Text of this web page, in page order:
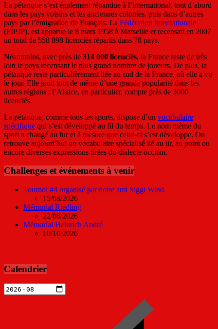
La pétanque s’est également répandue à l’international, tout d’abord
dans les pays voisins et les anciennes colonies, puis dans d’autres
pays par l’émigration de Français. La Fédération Internationale
(FIPJP), est apparue le 8 mars 1958 à Marseille et recensait en 2007
un total de 558 898 licenciés répartis dans 78 pays.
Néanmoins, avec près de 314 000 licenciés, la France reste de très
loin le pays recensant le plus grand nombre de joueurs. De plus, la
pétanque reste particulièrement liée au sud de la France, où elle a vu
le jour. Elle jouit tout de même d’une grande popularité dans les
autres régions : l’Alsace, en particulier, compte près de 3000
licenciés.
La pétanque, comme tous les sports, dispose d’un vocabulaire
spécifique qui s’est développé au fil du temps. Le nom même du
sport a changé au fur et à mesure que celui-ci s’est développé. On
retrouve aujourd’hui un vocabulaire spécialisé lié au tir, au point ou
encore diverses expressions tirées du dialecte occitan.
Challenges et événements à venir
Tournoi #4 organisé par notre ami Siggi Wind
15/08/2026
Mémorial Riedling
22/08/2026
Mémorial Heinrich André
10/10/2026
Calendrier